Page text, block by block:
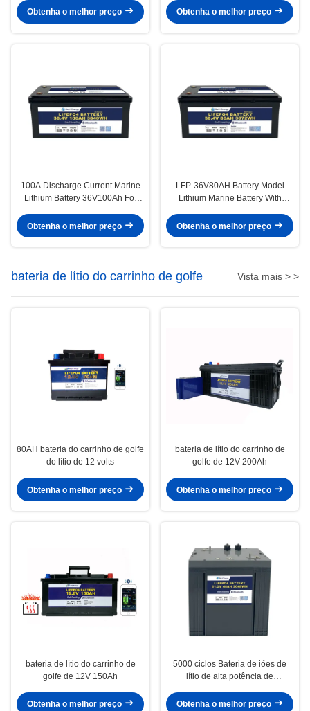
Harsh Marine Conditions
Obtenha o melhor preço
Obtenha o melhor preço
100A Discharge Current Marine
Lithium Battery 36V100Ah For
Temperatures
Obtenha o melhor preço
LFP-36V80AH Battery Model
Lithium Marine Battery With
Obtenha o melhor preço
bateria de lítio do carrinho de golfe Vista mais > >
80AH bateria do carrinho de golfe
do lítio de 12 volts
Obtenha o melhor preço
bateria de lítio do carrinho de
golfe de 12V 200Ah
Obtenha o melhor preço
bateria de lítio do carrinho de
golfe de 12V 150Ah
Obtenha o melhor preço
5000 ciclos Bateria de iões de
lítio de alta potência de
Para carrinho de golfe
Obtenha o melhor preço